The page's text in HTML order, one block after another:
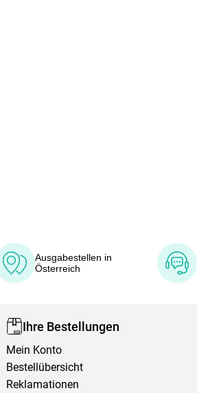
Ausgabestellen in
Österreich
Ihre Bestellungen
Mein Konto
Bestellübersicht
Reklamationen